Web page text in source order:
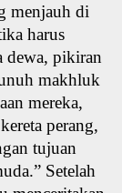
menjauh di
harus
dewa, pikiran
makhluk
mereka,
perang,
tujuan
Setelah